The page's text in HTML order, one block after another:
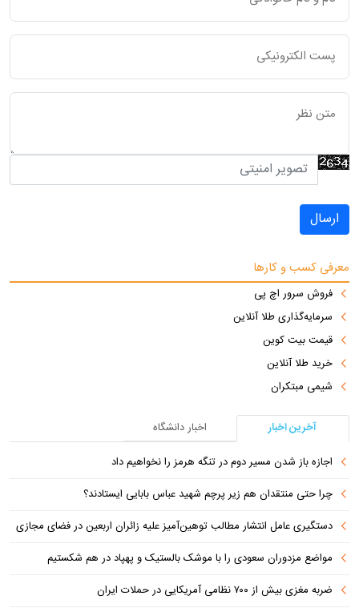
ارسال
معرفی کسب و کارها
فروش سرور اچ پی
سرمایه‌گذاری طلا آنلاین
قیمت بیت کوین
خرید طلا آنلاین
شیمی مبتکران
آخرین اخبار
اخبار دانشگاه
اجازه باز شدن مسیر دوم در تنگه هرمز را نخواهیم داد
چرا حتی منتقدان هم زیر پرچم شهید عباس بابایی ایستادند؟
دستگیری عامل انتشار مطالب توهین‌آمیز علیه زائران اربعین در فضای مجازی
مواضع مزدوران سعودی را با موشک بالستیک و پهپاد در هم شکستیم
ضربه مغزی بیش از ۷۰۰ نظامی آمریکایی در حملات ایران